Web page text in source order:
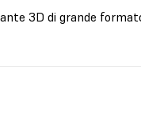
3D di grande